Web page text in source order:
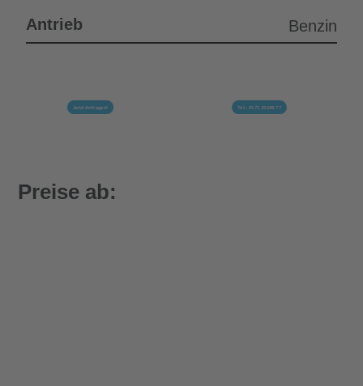
Antrieb Benzin
Jetzt Anfragen! Tel.: 0171 19249 77
Preise ab: